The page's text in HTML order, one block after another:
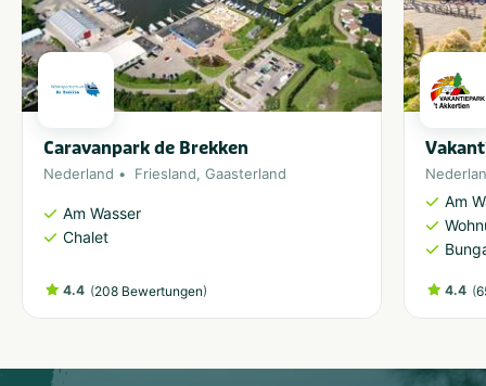
Caravanpark de Brekken
Nederland Friesland, Gaasterland
Am Wasser
Chalet
4.4 (208 Bewertungen)
Am
4.4 (